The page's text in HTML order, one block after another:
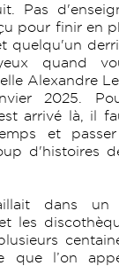
Pas
pour finir en
quelqu'un
quand
Alexandre
2025.
arrivé là, il
et
d'histoires
dans un
les
que l’on